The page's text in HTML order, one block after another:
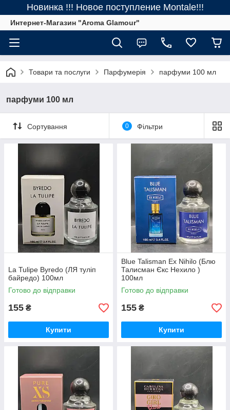
Новинка !!! Новое поступление Montale!!!
Интернет-Магазин "Aroma Glamour"
Товари та послуги Парфумерія парфуми 100 мл
парфуми 100 мл
Сортування 0 Фільтри
La Tulipe Byredo (ЛЯ туліп
байредо) 100мл
Готово до відправки
155 ₴
Купити
Blue Talisman Ex Nihilo (Блю
Талисман Єкс Нехило )
100мл
Готово до відправки
155 ₴
Купити